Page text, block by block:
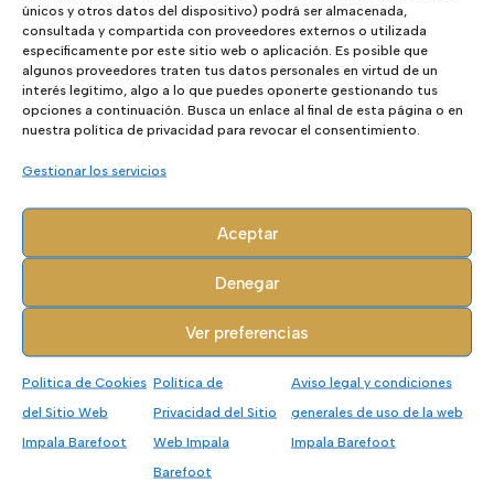
únicos y otros datos del dispositivo) podrá ser almacenada,
consultada y compartida con proveedores externos o utilizada
específicamente por este sitio web o aplicación. Es posible que
algunos proveedores traten tus datos personales en virtud de un
interés legítimo, algo a lo que puedes oponerte gestionando tus
opciones a continuación. Busca un enlace al final de esta página o en
nuestra política de privacidad para revocar el consentimiento.
Gestionar los servicios
Aceptar
Denegar
Ver preferencias
Política de Cookies
del Sitio Web
Impala Barefoot
Política de
Privacidad del Sitio
Web Impala
Barefoot
Aviso legal y condiciones
generales de uso de la web
Impala Barefoot
flexible que te proporciona la
protección "justa" para que puedas
doblarte, moverte, flexionarte y sentir.
Live Life Feet First!
Valoraciones
No hay valoraciones aún.
Sé el primero en valorar “Prio Neo
Women”
Tu dirección de correo electrónico no
será publicada.